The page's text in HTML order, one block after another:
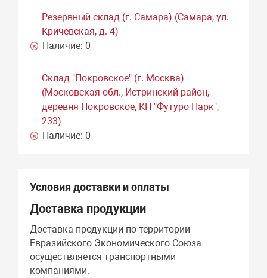
Резервный склад (г. Самара) (Самара, ул.
Кричевская, д. 4)
Наличие: 0
Склад "Покровское" (г. Москва)
(Московская обл., Истринский район,
деревня Покровское, КП "Футуро Парк",
233)
Наличие: 0
Условия доставки и оплаты
Доставка продукции
Доставка продукции по территории
Евразийского Экономического Союза
осуществляется транспортными
компаниями.